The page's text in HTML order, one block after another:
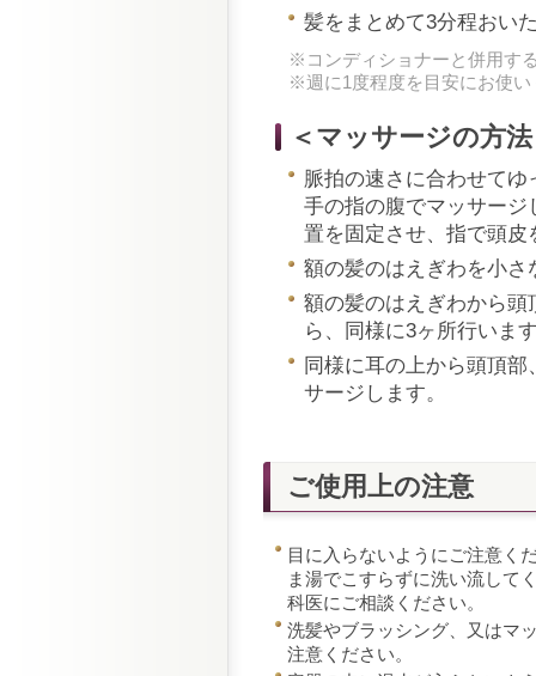
髪をまとめて3分程おい
※コンディショナーと併用す
※週に1度程度を目安にお使い
＜マッサージの方
脈拍の速さに合わせて
手の指の腹でマッサー
置を固定させ、指で頭
額の髪のはえぎわを小
額の髪のはえぎわから
ら、同様に3ヶ所行いま
同様に耳の上から頭頂
サージします。
ご使用上の注意
目に入らないようにご注意く
ま湯でこすらずに洗い流して
科医にご相談ください。
洗髪やブラッシング、又はマ
注意ください。